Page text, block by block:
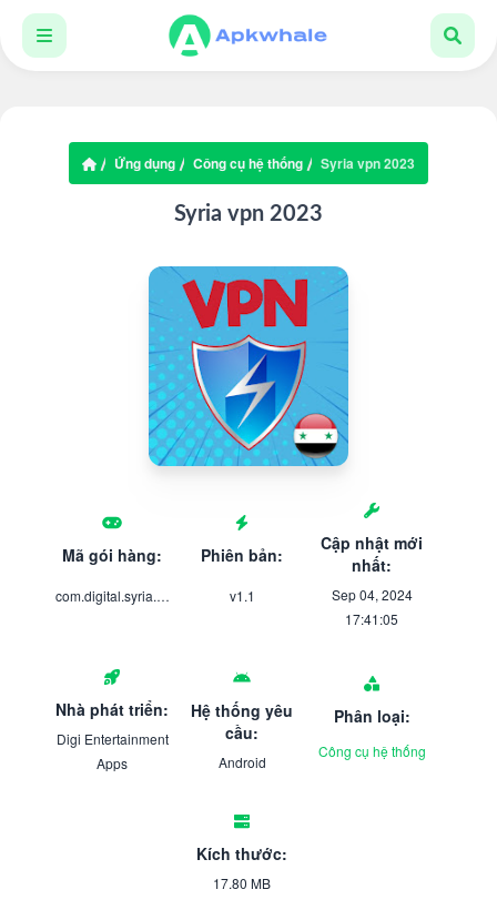
Ứng dụng Công cụ hệ thống Syria vpn 2023
Syria vpn 2023
Mã gói hàng:
com.digital.syria.vpn
Phiên bản:
v1.1
Cập nhật mới
nhất:
Sep 04, 2024
17:41:05
Nhà phát triển:
Digi Entertainment
Apps
Hệ thống yêu
cầu:
Android
Phân loại:
Công cụ hệ thống
Kích thước:
17.80 MB